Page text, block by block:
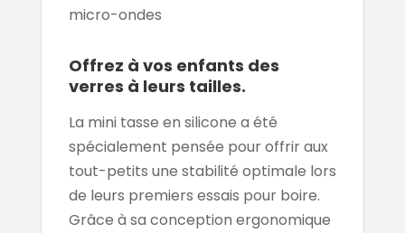
micro-ondes
Offrez à vos enfants des
verres à leurs tailles.
La mini tasse en silicone a été
spécialement pensée pour offrir aux
tout-petits une stabilité optimale lors
de leurs premiers essais pour boire.
Grâce à sa conception ergonomique